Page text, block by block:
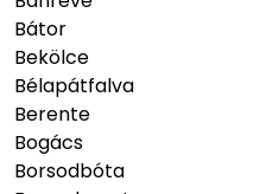
Bátor
Bekölce
Bélapátfalva
Berente
Bogács
Borsodbóta